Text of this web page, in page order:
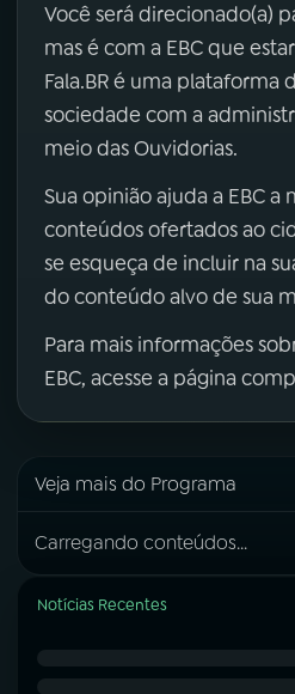
Você será direcionado(a)
mas é com a EBC que
Fala.BR é uma plataforma
sociedade com a
meio das Ouvidorias.
Sua opinião ajuda a EBC a
conteúdos ofertados ao
se esqueça de incluir na
do conteúdo alvo de sua
Para mais informações
EBC, acesse a página
Veja mais do Programa
Carregando conteúdos...
Notícias Recentes